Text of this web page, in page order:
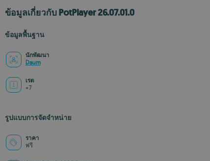
ข้อมูลเกี่ยวกับ PotPlayer 26.07.01.0
ข้อมูลพื้นฐาน
นักพัฒนา
Daum
เรต
+7
รูปแบบการจัดจำหน่าย
ราคา
ฟรี